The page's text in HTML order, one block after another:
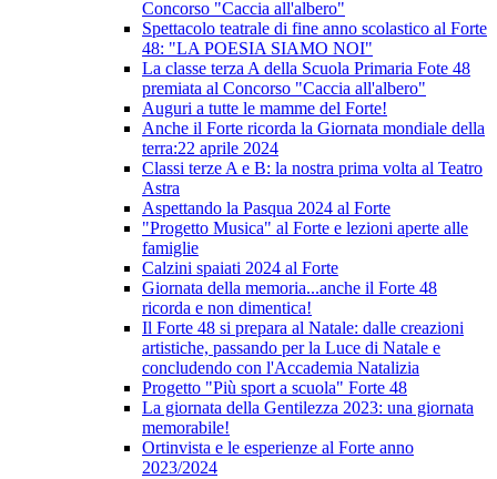
Concorso "Caccia all'albero"
Spettacolo teatrale di fine anno scolastico al Forte
48: "LA POESIA SIAMO NOI"
La classe terza A della Scuola Primaria Fote 48
premiata al Concorso "Caccia all'albero"
Auguri a tutte le mamme del Forte!
Anche il Forte ricorda la Giornata mondiale della
terra:22 aprile 2024
Classi terze A e B: la nostra prima volta al Teatro
Astra
Aspettando la Pasqua 2024 al Forte
"Progetto Musica" al Forte e lezioni aperte alle
famiglie
Calzini spaiati 2024 al Forte
Giornata della memoria...anche il Forte 48
ricorda e non dimentica!
Il Forte 48 si prepara al Natale: dalle creazioni
artistiche, passando per la Luce di Natale e
concludendo con l'Accademia Natalizia
Progetto "Più sport a scuola" Forte 48
La giornata della Gentilezza 2023: una giornata
memorabile!
Ortinvista e le esperienze al Forte anno
2023/2024